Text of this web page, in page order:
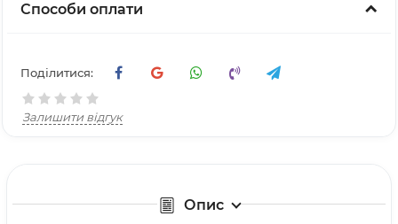
Способи оплати
Поділитися:
Залишити відгук
Опис